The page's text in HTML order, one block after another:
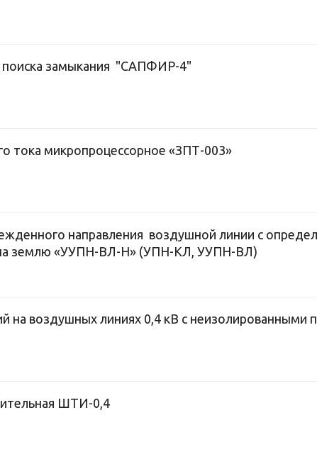
поиска замыкания "САПФИР-4"
тока микропроцессорное «ЗПТ-003»
направления воздушной линии с
землю «УУПН-ВЛ-Н» (УПН-КЛ, УУПН-ВЛ)
на воздушных линиях 0,4 кВ с неизолированными
ШТИ-0,4